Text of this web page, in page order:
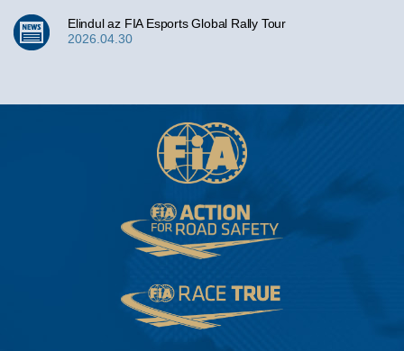
Elindul az FIA Esports Global Rally Tour
2026.04.30